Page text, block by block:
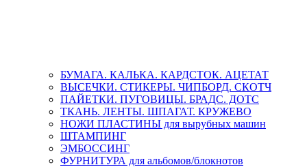
БУМАГА. КАЛЬКА. КАРДСТОК. АЦЕТАТ
ВЫСЕЧКИ. СТИКЕРЫ. ЧИПБОРД. СКОТЧ
ПАЙЕТКИ. ПУГОВИЦЫ. БРАДС. ДОТС
ТКАНЬ. ЛЕНТЫ. ШПАГАТ. КРУЖЕВО
НОЖИ ПЛАСТИНЫ для вырубных машин
ШТАМПИНГ
ЭМБОССИНГ
ФУРНИТУРА для альбомов/блокнотов